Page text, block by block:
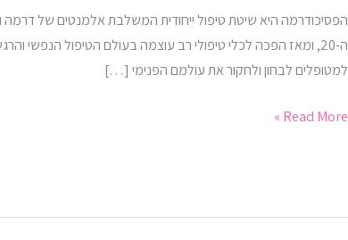
ה-20, ומאז הפכה לכלי טיפולי רב עוצמה בעולם הטיפול הנפשי
למטופלים לבחון ולחקור את עולמם הפנימי […]
דרך
משחק
ויצירה
Read More »